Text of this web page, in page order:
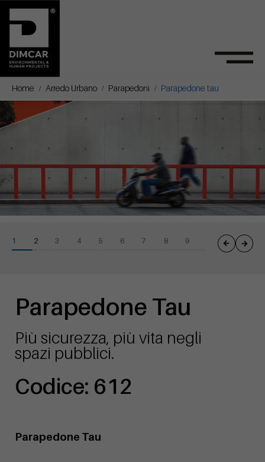
Home Arredo Urbano Parapedoni Parapedone tau
Parapedone Tau
Più sicurezza, più vita negli
spazi pubblici.
Codice: 612
Parapedone Tau